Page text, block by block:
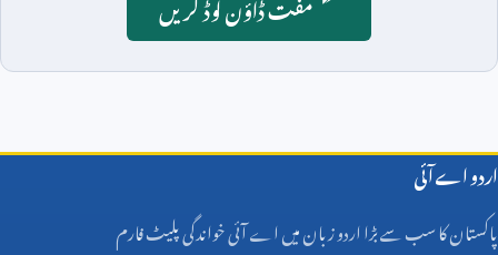
اردو اے آئی
پاکستان کا سب سے بڑا اردو زبان میں اے آئی خواندگی پلیٹ فارم